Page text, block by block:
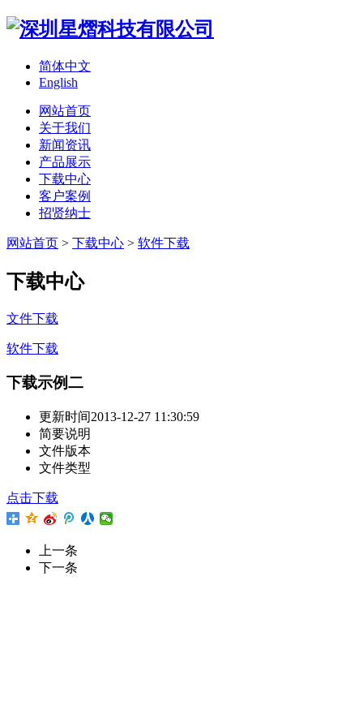
简体中文
English
网站首页
关于我们
新闻资讯
产品展示
下载中心
客户案例
招贤纳士
网站首页 > 下载中心 > 软件下载
下载中心
文件下载
软件下载
下载示例二
更新时间2013-12-27 11:30:59
简要说明
文件版本
文件类型
点击下载
上一条
下一条